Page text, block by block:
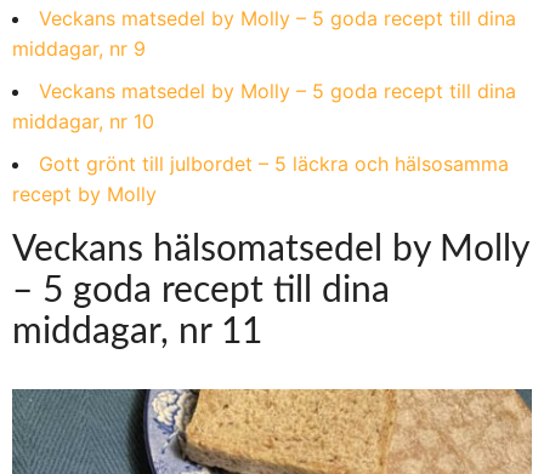
Veckans matsedel by Molly – 5 goda recept till dina
middagar, nr 9
Veckans matsedel by Molly – 5 goda recept till dina
middagar, nr 10
Gott grönt till julbordet – 5 läckra och hälsosamma
recept by Molly
Veckans hälsomatsedel by Molly
– 5 goda recept till dina
middagar, nr 11